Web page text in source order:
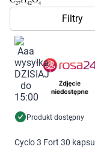
Zdrowy styl życia
Zabawki
Sprzęt medyczny
Motoryzacja
27 42 4
Filtry
Produkt dostępny
Cyclo 3 Fort 30